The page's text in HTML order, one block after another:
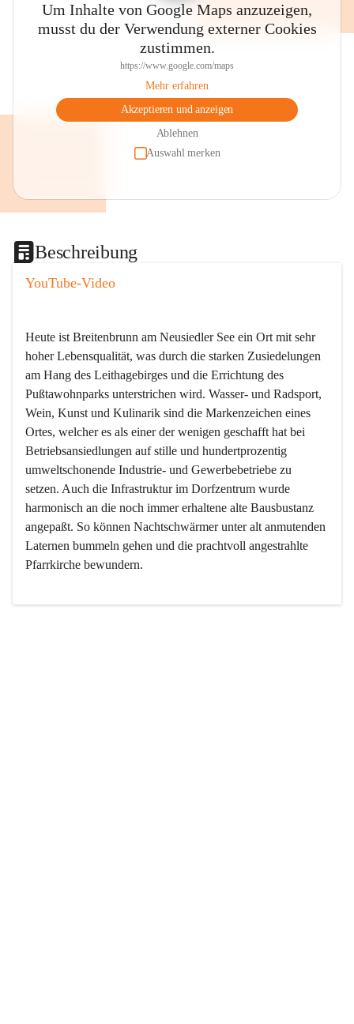
Um Inhalte von Google Maps anzuzeigen,
musst du der Verwendung externer Cookies
zustimmen.
https://www.google.com/maps
Mehr erfahren
Akzeptieren und anzeigen
Ablehnen
Auswahl merken
Beschreibung
YouTube-Video
Heute ist Breitenbrunn am Neusiedler See ein Ort mit sehr
hoher Lebensqualität, was durch die starken Zusiedelungen
am Hang des Leithagebirges und die Errichtung des
Pußtawohnparks unterstrichen wird. Wasser- und Radsport,
Wein, Kunst und Kulinarik sind die Markenzeichen eines
Ortes, welcher es als einer der wenigen geschafft hat bei
Betriebsansiedlungen auf stille und hundertprozentig
umweltschonende Industrie- und Gewerbebetriebe zu
setzen. Auch die Infrastruktur im Dorfzentrum wurde
harmonisch an die noch immer erhaltene alte Bausbustanz
angepaßt. So können Nachtschwärmer unter alt anmutenden
Laternen bummeln gehen und die prachtvoll angestrahlte
Pfarrkirche bewundern.
Der Weinbau dominert heute nicht mehr, ist aber integrativer